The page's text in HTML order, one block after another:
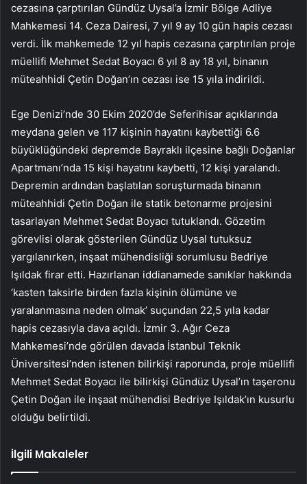
cezasına çarptırılan Gündüz Uysal’a İzmir Bölge Adliye
Mahkemesi 14. Ceza Dairesi, 7 yıl 9 ay 10 gün hapis cezası
verdi. İlk mahkemede 12 yıl hapis cezasına çarptırılan proje
müellifi Mehmet Sedat Boyacı 6 yıl 8 ay 18 yıl, binanın
müteahhidi Çetin Doğan’ın cezası ise 15 yıla indirildi.
Ege Denizi’nde 30 Ekim 2020’de Seferihisar açıklarında
meydana gelen ve 117 kişinin hayatını kaybettiği 6.6
büyüklüğündeki depremde Bayraklı ilçesine bağlı Doğanlar
Apartmanı’nda 15 kişi hayatını kaybetti, 12 kişi yaralandı.
Depremin ardından başlatılan soruşturmada binanın
müteahhidi Çetin Doğan ile statik betonarme projesini
tasarlayan Mehmet Sedat Boyacı tutuklandı. Gözetim
görevlisi olarak gösterilen Gündüz Uysal tutuksuz
yargılanırken, inşaat mühendisliği sorumlusu Bedriye
Işıldak firar etti. Hazırlanan iddianamede sanıklar hakkında
‘kasten taksirle birden fazla kişinin ölümüne ve
yaralanmasına neden olmak’ suçundan 22,5 yıla kadar
hapis cezasıyla dava açıldı. İzmir 3. Ağır Ceza
Mahkemesi’nde görülen davada İstanbul Teknik
Üniversitesi’nden istenen bilirkişi raporunda, proje müellifi
Mehmet Sedat Boyacı ile bilirkişi Gündüz Uysal’ın taşeronu
Çetin Doğan ile inşaat mühendisi Bedriye Işıldak’ın kusurlu
olduğu belirtildi.
İlgili Makaleler